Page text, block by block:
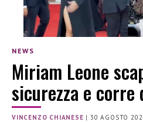
NEWS
Miriam Leone
sicurezza e corre
VINCENZO CHIANESE |30 AGOSTO